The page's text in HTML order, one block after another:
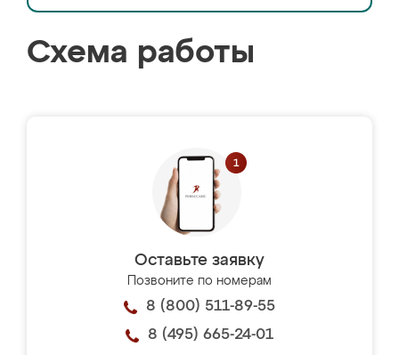
Схема работы
Оставьте заявку
Позвоните по номерам
8 (800) 511-89-55
8 (495) 665-24-01